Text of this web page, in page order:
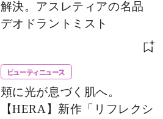
解決。アスレティアの名品
デオドラントミスト
ビューティニュース
頬に光が息づく肌へ。
【HERA】新作「リフレクシ